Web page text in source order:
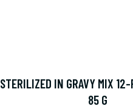
STERILIZED IN GRAVY MIX
85 G